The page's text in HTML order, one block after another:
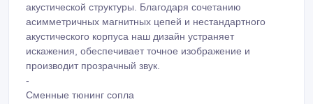
акустической структуры. Благодаря сочетанию
асимметричных магнитных цепей и нестандартного
акустического корпуса наш дизайн устраняет
искажения, обеспечивает точное изображение и
производит прозрачный звук.
-
Сменные тюнинг сопла